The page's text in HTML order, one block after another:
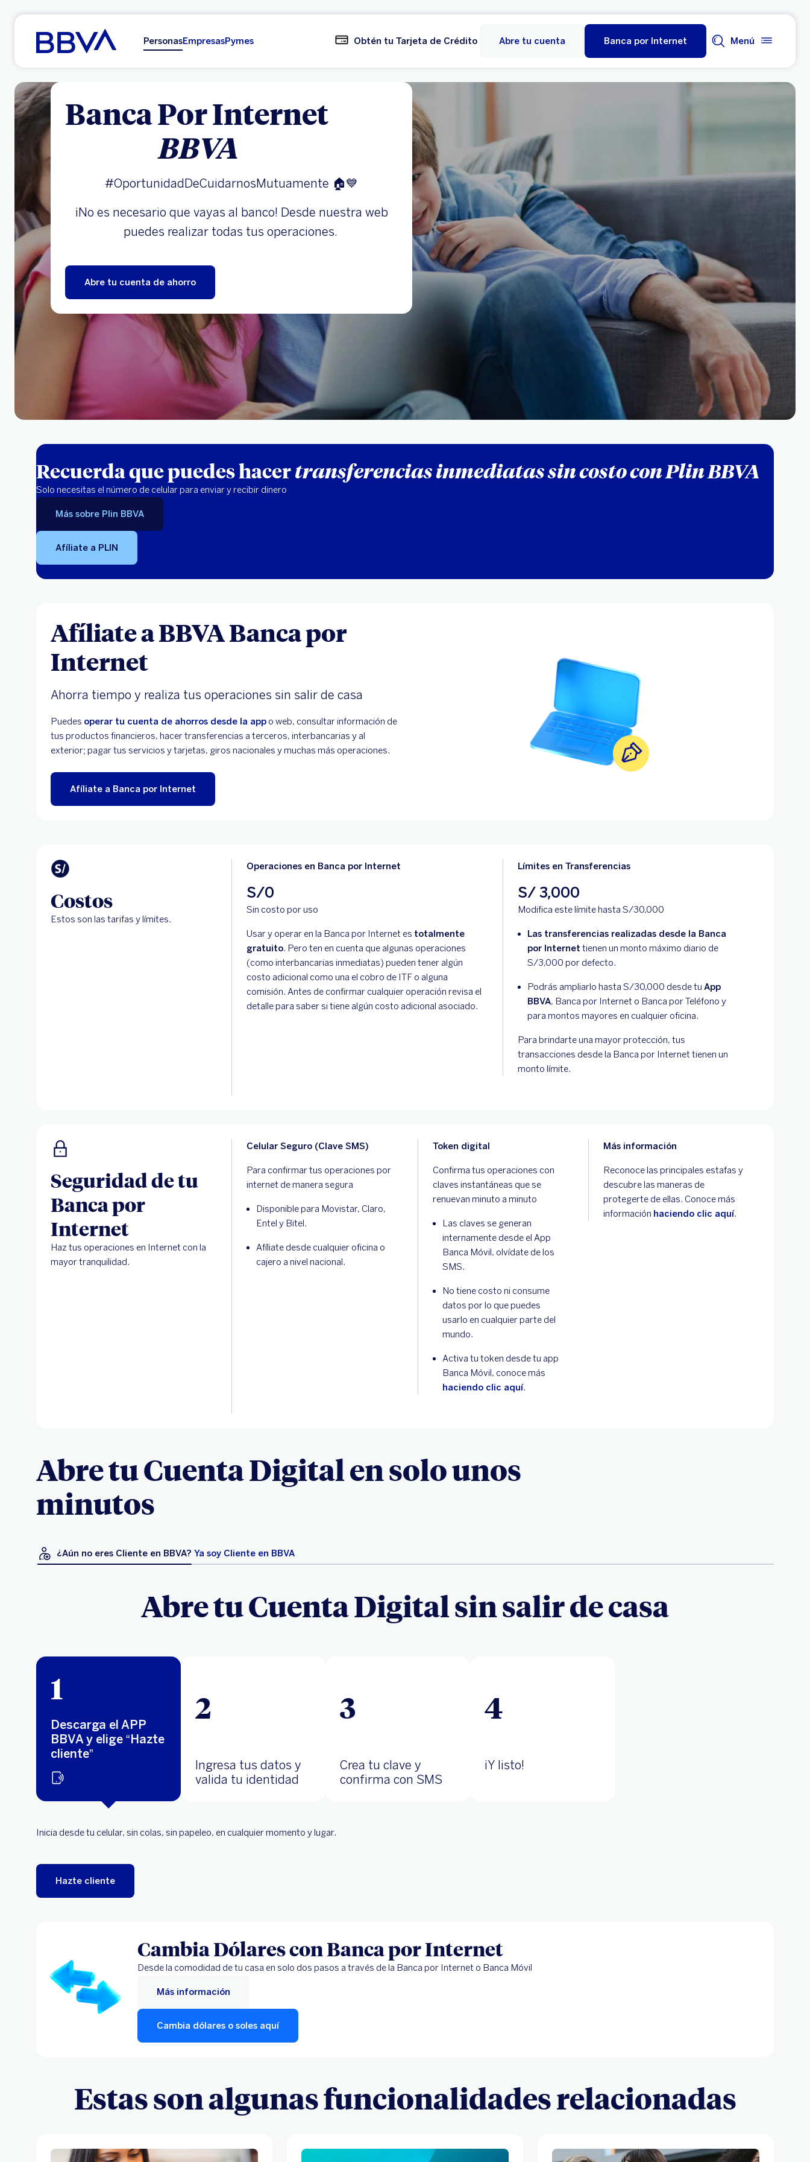
Ir al contenido principal
PersonasEmpresasPymes Obtén tu Tarjeta de Crédito Abre tu cuenta Banca por Internet Menú
Banca Por Internet
BBVA
#OportunidadDeCuidarnosMutuamente 🏠💙
¡No es necesario que vayas al banco! Desde nuestra web
puedes realizar todas tus operaciones.
Abre tu cuenta de ahorro
Recuerda que puedes hacertransferencias inmediatas sin costo con Plin BBVA
Solo necesitas el número de celular para enviar y recibir dinero
Afíliate a PLIN
Más sobre Plin BBVA
Afíliate a BBVA Banca por
Internet
Ahorra tiempo y realiza tus operaciones sin salir de casa
Puedes operar tu cuenta de ahorros desde la app o web, consultar información de
tus productos financieros, hacer transferencias a terceros, interbancarias y al
exterior; pagar tus servicios y tarjetas, giros nacionales y muchas más operaciones.
Afíliate a Banca por Internet
Costos
Estos son las tarifas y límites.
Operaciones en Banca por Internet
S/0
Sin costo por uso
Usar y operar en la Banca por Internet es totalmente
gratuito. Pero ten en cuenta que algunas operaciones
(como interbancarias inmediatas) pueden tener algún
costo adicional como una el cobro de ITF o alguna
comisión. Antes de confirmar cualquier operación revisa el
detalle para saber si tiene algún costo adicional asociado.
Límites en Transferencias
S/ 3,000
Modifica este límite hasta S/30,000
Las transferencias realizadas desde la Banca
por Internet tienen un monto máximo diario de
S/3,000 por defecto.
Podrás ampliarlo hasta S/30,000 desde tuApp
BBVA, Banca por Internet o Banca por Teléfono y
para montos mayores en cualquier oficina.
Para brindarte una mayor protección, tus
transacciones desde la Banca por Internet tienen un
monto límite.
Seguridad de tu
Banca por
Internet
Haz tus operaciones en Internet con la
mayor tranquilidad.
Celular Seguro (Clave SMS)
Para confirmar tus operaciones por
internet de manera segura
Disponible para Movistar, Claro,
Entel y Bitel.
Afíliate desde cualquier oficina o
cajero a nivel nacional.
Token digital
Confirma tus operaciones con
claves instantáneas que se
renuevan minuto a minuto
Las claves se generan
internamente desde el App
Banca Móvil, olvídate de los
SMS.
No tiene costo ni consume
datos por lo que puedes
usarlo en cualquier parte del
mundo.
Activa tu token desde tu app
Banca Móvil, conoce más
haciendo clic aquí.
Más información
Reconoce las principales estafas y
descubre las maneras de
protegerte de ellas. Conoce más
información haciendo clic aquí.
Abre tu Cuenta Digital en solo unos
minutos
¿Aún no eres Cliente en BBVA? Ya soy Cliente en BBVA
Abre tu Cuenta Digital sin salir de casa
1
Descarga el APP
BBVA y elige “Hazte
cliente”
2
Ingresa tus datos y
valida tu identidad
3
Crea tu clave y
confirma con SMS
4
¡Y listo!
Inicia desde tu celular, sin colas, sin papeleo, en cualquier momento y lugar.
Hazte cliente
Cambia Dólares con Banca por Internet
Desde la comodidad de tu casa en solo dos pasos a través de la Banca por Internet o Banca Móvil
Cambia dólares o soles aquí
Más información
Estas son algunas funcionalidades relacionadas